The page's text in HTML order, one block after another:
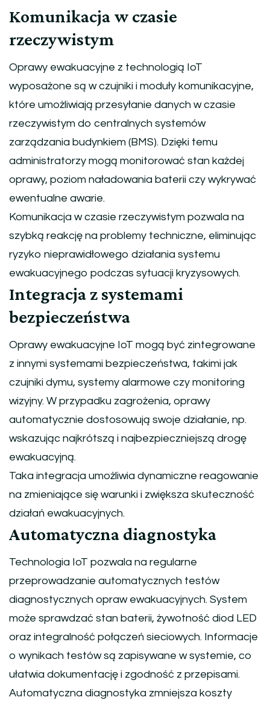
Komunikacja w czasie
rzeczywistym
Oprawy ewakuacyjne z technologią IoT
wyposażone są w czujniki i moduły komunikacyjne,
które umożliwiają przesyłanie danych w czasie
rzeczywistym do centralnych systemów
zarządzania budynkiem (BMS). Dzięki temu
administratorzy mogą monitorować stan każdej
oprawy, poziom naładowania baterii czy wykrywać
ewentualne awarie.
Komunikacja w czasie rzeczywistym pozwala na
szybką reakcję na problemy techniczne, eliminując
ryzyko nieprawidłowego działania systemu
ewakuacyjnego podczas sytuacji kryzysowych.
Integracja z systemami
bezpieczeństwa
Oprawy ewakuacyjne IoT mogą być zintegrowane
z innymi systemami bezpieczeństwa, takimi jak
czujniki dymu, systemy alarmowe czy monitoring
wizyjny. W przypadku zagrożenia, oprawy
automatycznie dostosowują swoje działanie, np.
wskazując najkrótszą i najbezpieczniejszą drogę
ewakuacyjną.
Taka integracja umożliwia dynamiczne reagowanie
na zmieniające się warunki i zwiększa skuteczność
działań ewakuacyjnych.
Automatyczna diagnostyka
Technologia IoT pozwala na regularne
przeprowadzanie automatycznych testów
diagnostycznych opraw ewakuacyjnych. System
może sprawdzać stan baterii, żywotność diod LED
oraz integralność połączeń sieciowych. Informacje
o wynikach testów są zapisywane w systemie, co
ułatwia dokumentację i zgodność z przepisami.
Automatyczna diagnostyka zmniejsza koszty